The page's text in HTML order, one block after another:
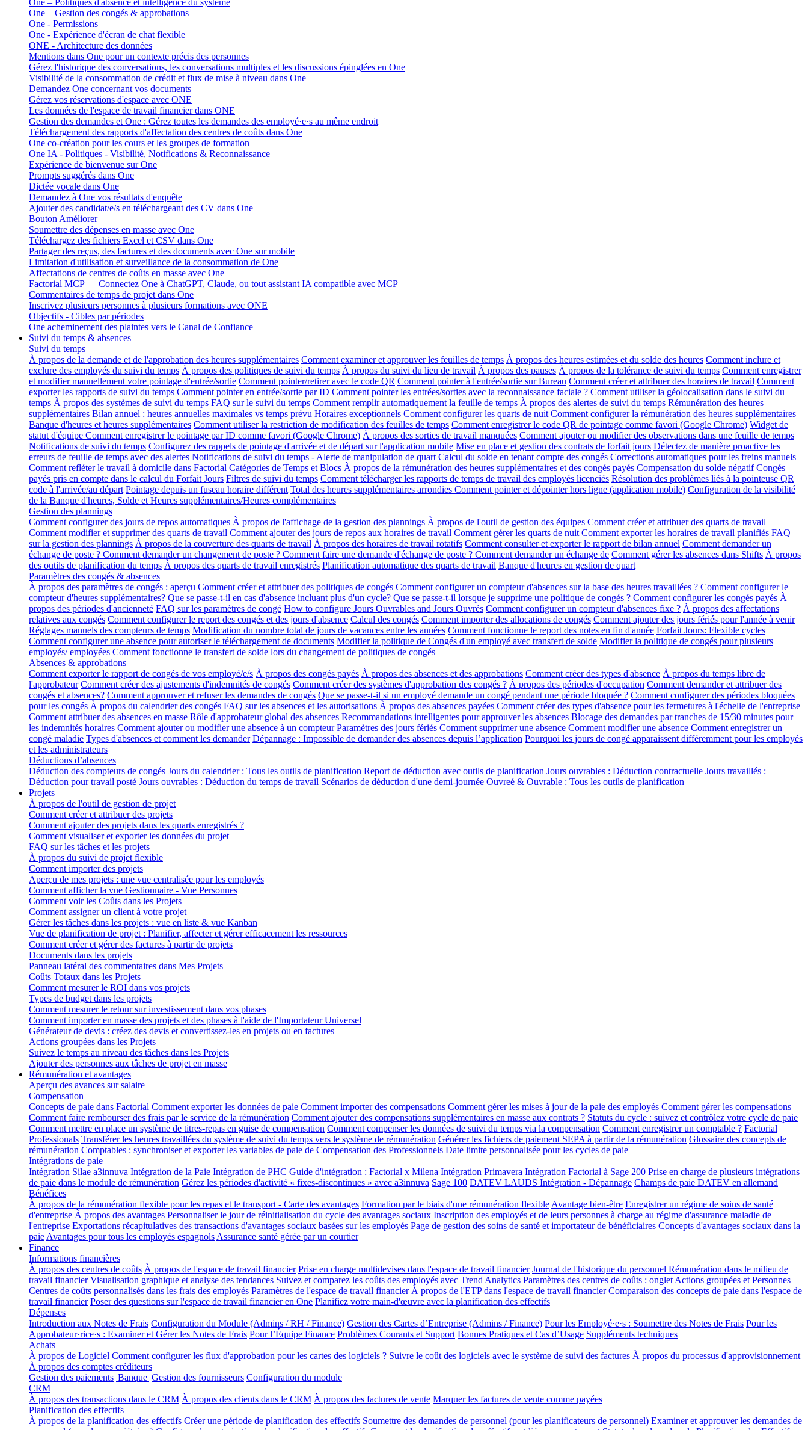
One – Gestion des congés & approbations
One - Permissions
One - Expérience d'écran de chat flexible
ONE - Architecture des données
Mentions dans One pour un contexte précis des personnes
Gérez l'historique des conversations, les conversations multiples et les discussions épinglées en One
Visibilité de la consommation de crédit et flux de mise à niveau dans One
Demandez One concernant vos documents
Gérez vos réservations d'espace avec ONE
Les données de l'espace de travail financier dans ONE
Gestion des demandes et One : Gérez toutes les demandes des employé·e·s au même endroit
Téléchargement des rapports d'affectation des centres de coûts dans One
One co-création pour les cours et les groupes de formation
One IA - Politiques - Visibilité, Notifications & Reconnaissance
Expérience de bienvenue sur One
Prompts suggérés dans One
Dictée vocale dans One
Demandez à One vos résultats d'enquête
Ajouter des candidat/e/s en téléchargeant des CV dans One
Bouton Améliorer
Soumettre des dépenses en masse avec One
Téléchargez des fichiers Excel et CSV dans One
Partager des reçus, des factures et des documents avec One sur mobile
Limitation d'utilisation et surveillance de la consommation de One
Affectations de centres de coûts en masse avec One
Factorial MCP — Connectez One à ChatGPT, Claude, ou tout assistant IA compatible avec MCP
Commentaires de temps de projet dans One
Inscrivez plusieurs personnes à plusieurs formations avec ONE
Objectifs - Cibles par périodes
One acheminement des plaintes vers le Canal de Confiance
Suivi du temps & absences
Suivi du temps
À propos de la demande et de l'approbation des heures supplémentaires Comment examiner et approuver les feuilles de temps À propos des heures estimées et du solde des heures Comment inclure et
exclure des employés du suivi du temps À propos des politiques de suivi du temps À propos du suivi du lieu de travail À propos des pauses À propos de la tolérance de suivi du temps Comment enregistrer
et modifier manuellement votre pointage d'entrée/sortie Comment pointer/retirer avec le code QR Comment pointer à l'entrée/sortie sur Bureau Comment créer et attribuer des horaires de travail Comment
exporter les rapports de suivi du temps Comment pointer en entrée/sortie par ID Comment pointer les entrées/sorties avec la reconnaissance faciale ? Comment utiliser la géolocalisation dans le suivi du
temps À propos des systèmes de suivi du temps FAQ sur le suivi du temps Comment remplir automatiquement la feuille de temps À propos des alertes de suivi du temps Rémunération des heures
supplémentaires Bilan annuel : heures annuelles maximales vs temps prévu Horaires exceptionnels Comment configurer les quarts de nuit Comment configurer la rémunération des heures supplémentaires
Banque d'heures et heures supplémentaires Comment utiliser la restriction de modification des feuilles de temps Comment enregistrer le code QR de pointage comme favori (Google Chrome) Widget de
statut d'équipe Comment enregistrer le pointage par ID comme favori (Google Chrome) À propos des sorties de travail manquées Comment ajouter ou modifier des observations dans une feuille de temps
Notifications de suivi du temps Configurez des rappels de pointage d'arrivée et de départ sur l'application mobile Mise en place et gestion des contrats de forfait jours Détectez de manière proactive les
erreurs de feuille de temps avec des alertes Notifications de suivi du temps - Alerte de manipulation de quart Calcul du solde en tenant compte des congés Corrections automatiques pour les freins manuels
Comment refléter le travail à domicile dans Factorial Catégories de Temps et Blocs À propos de la rémunération des heures supplémentaires et des congés payés Compensation du solde négatif Congés
payés pris en compte dans le calcul du Forfait Jours Filtres de suivi du temps Comment télécharger les rapports de temps de travail des employés licenciés Résolution des problèmes liés à la pointeuse QR
code à l'arrivée/au départ Pointage depuis un fuseau horaire différent Total des heures supplémentaires arrondies Comment pointer et dépointer hors ligne (application mobile) Configuration de la visibilité
de la Banque d'heures, Solde et Heures supplémentaires/Heures complémentaires
Gestion des plannings
Comment configurer des jours de repos automatiques À propos de l'affichage de la gestion des plannings À propos de l'outil de gestion des équipes Comment créer et attribuer des quarts de travail
Comment modifier et supprimer des quarts de travail Comment ajouter des jours de repos aux horaires de travail Comment gérer les quarts de nuit Comment exporter les horaires de travail planifiés FAQ
sur la gestion des plannings À propos de la couverture des quarts de travail À propos des horaires de travail rotatifs Comment consulter et exporter le rapport de bilan annuel Comment demander un
échange de poste ? Comment demander un changement de poste ? Comment faire une demande d'échange de poste ? Comment demander un échange de Comment gérer les absences dans Shifts À propos
des outils de planification du temps À propos des quarts de travail enregistrés Planification automatique des quarts de travail Banque d'heures en gestion de quart
Paramètres des congés & absences
À propos des paramètres de congés : aperçu Comment créer et attribuer des politiques de congés Comment configurer un compteur d'absences sur la base des heures travaillées ? Comment configurer le
compteur d'heures supplémentaires? Que se passe-t-il en cas d'absence incluant plus d'un cycle? Que se passe-t-il lorsque je supprime une politique de congés ? Comment configurer les congés payés À
propos des périodes d'ancienneté FAQ sur les paramètres de congé How to configure Jours Ouvrables and Jours Ouvrés Comment configurer un compteur d'absences fixe ? À propos des affectations
relatives aux congés Comment configurer le report des congés et des jours d'absence Calcul des congés Comment importer des allocations de congés Comment ajouter des jours fériés pour l'année à venir
Réglages manuels des compteurs de temps Modification du nombre total de jours de vacances entre les années Comment fonctionne le report des notes en fin d'année Forfait Jours: Flexible cycles
Comment configurer une absence pour autoriser le téléchargement de documents Modifier la politique de Congés d'un employé avec transfert de solde Modifier la politique de congés pour plusieurs
employés/ employées Comment fonctionne le transfert de solde lors du changement de politiques de congés
Absences & approbations
Comment exporter le rapport de congés de vos employé/e/s À propos des congés payés À propos des absences et des approbations Comment créer des types d'absence À propos du temps libre de
l'approbateur Comment créer des ajustements d'indemnités de congés Comment créer des systèmes d'approbation des congés ? À propos des périodes d'occupation Comment demander et attribuer des
congés et absences? Comment approuver et refuser les demandes de congés Que se passe-t-il si un employé demande un congé pendant une période bloquée ? Comment configurer des périodes bloquées
pour les congés À propos du calendrier des congés FAQ sur les absences et les autorisations À propos des absences payées Comment créer des types d'absence pour les fermetures à l'échelle de l'entreprise
Comment attribuer des absences en masse Rôle d'approbateur global des absences Recommandations intelligentes pour approuver les absences Blocage des demandes par tranches de 15/30 minutes pour
les indemnités horaires Comment ajouter ou modifier une absence à un compteur Paramètres des jours fériés Comment supprimer une absence Comment modifier une absence Comment enregistrer un
congé maladie Types d'absences et comment les demander Dépannage : Impossible de demander des absences depuis l’application Pourquoi les jours de congé apparaissent différemment pour les employés
et les administrateurs
Déductions d’absences
Déduction des compteurs de congés Jours du calendrier : Tous les outils de planification Report de déduction avec outils de planification Jours ouvrables : Déduction contractuelle Jours travaillés :
Déduction pour travail posté Jours ouvrables : Déduction du temps de travail Scénarios de déduction d'une demi-journée Ouvreé & Ouvrable : Tous les outils de planification
Projets
À propos de l'outil de gestion de projet
Comment créer et attribuer des projets
Comment ajouter des projets dans les quarts enregistrés ?
Comment visualiser et exporter les données du projet
FAQ sur les tâches et les projets
À propos du suivi de projet flexible
Comment importer des projets
Aperçu de mes projets : une vue centralisée pour les employés
Comment afficher la vue Gestionnaire - Vue Personnes
Comment voir les Coûts dans les Projets
Comment assigner un client à votre projet
Gérer les tâches dans les projets : vue en liste & vue Kanban
Vue de planification de projet : Planifier, affecter et gérer efficacement les ressources
Comment créer et gérer des factures à partir de projets
Documents dans les projets
Panneau latéral des commentaires dans Mes Projets
Coûts Totaux dans les Projets
Comment mesurer le ROI dans vos projets
Types de budget dans les projets
Comment mesurer le retour sur investissement dans vos phases
Comment importer en masse des projets et des phases à l'aide de l'Importateur Universel
Générateur de devis : créez des devis et convertissez-les en projets ou en factures
Actions groupées dans les Projets
Suivez le temps au niveau des tâches dans les Projets
Ajouter des personnes aux tâches de projet en masse
Rémunération et avantages
Aperçu des avances sur salaire
Compensation
Concepts de paie dans Factorial Comment exporter les données de paie Comment importer des compensations Comment gérer les mises à jour de la paie des employés Comment gérer les compensations
Comment faire rembourser des frais par le service de la rémunération Comment ajouter des compensations supplémentaires en masse aux contrats ? Statuts du cycle : suivez et contrôlez votre cycle de paie
Comment mettre en place un système de titres-repas en guise de compensation Comment compenser les données de suivi du temps via la compensation Comment enregistrer un comptable ? Factorial
Professionals Transférer les heures travaillées du système de suivi du temps vers le système de rémunération Générer les fichiers de paiement SEPA à partir de la rémunération Glossaire des concepts de
rémunération Comptables : synchroniser et exporter les variables de paie de Compensation des Professionnels Date limite personnalisée pour les cycles de paie
Intégrations de paie
Intégration Silae a3innuva Intégration de la Paie Intégration de PHC Guide d'intégration : Factorial x Milena Intégration Primavera Intégration Factorial à Sage 200 Prise en charge de plusieurs intégrations
de paie dans le module de rémunération Gérez les périodes d'activité « fixes-discontinues » avec a3innuva Sage 100 DATEV LAUDS Intégration - Dépannage Champs de paie DATEV en allemand
Bénéfices
À propos de la rémunération flexible pour les repas et le transport - Carte des avantages Formation par le biais d'une rémunération flexible Avantage bien-être Enregistrer un régime de soins de santé
d'entreprise À propos des avantages Personnaliser le jour de réinitialisation du cycle des avantages sociaux Inscription des employés et de leurs personnes à charge au régime d'assurance maladie de
l'entreprise Exportations récapitulatives des transactions d'avantages sociaux basées sur les employés Page de gestion des soins de santé et importateur de bénéficiaires Concepts d'avantages sociaux dans la
paie Avantages pour tous les employés espagnols Assurance santé gérée par un courtier
Finance
Informations financières
À propos des centres de coûts À propos de l'espace de travail financier Prise en charge multidevises dans l'espace de travail financier Journal de l'historique du personnel Rémunération dans le milieu de
travail financier Visualisation graphique et analyse des tendances Suivez et comparez les coûts des employés avec Trend Analytics Paramètres des centres de coûts : onglet Actions groupées et Personnes
Centres de coûts personnalisés dans les frais des employés Paramètres de l'espace de travail financier À propos de l'ETP dans l'espace de travail financier Comparaison des concepts de paie dans l'espace de
travail financier Poser des questions sur l'espace de travail financier en One Planifiez votre main-d'œuvre avec la planification des effectifs
Dépenses
Introduction aux Notes de Frais Configuration du Module (Admins / RH / Finance) Gestion des Cartes d’Entreprise (Admins / Finance) Pour les Employé·e·s : Soumettre des Notes de Frais Pour les
Approbateur·rice·s : Examiner et Gérer les Notes de Frais Pour l’Équipe Finance Problèmes Courants et Support Bonnes Pratiques et Cas d’Usage Suppléments techniques
Achats
À propos de Logiciel Comment configurer les flux d'approbation pour les cartes des logiciels ? Suivre le coût des logiciels avec le système de suivi des factures À propos du processus d'approvisionnement
À propos des comptes créditeurs
Gestion des paiements Banque Gestion des fournisseurs Configuration du module
CRM
À propos des transactions dans le CRM À propos des clients dans le CRM À propos des factures de vente Marquer les factures de vente comme payées
Planification des effectifs
À propos de la planification des effectifs Créer une période de planification des effectifs Soumettre des demandes de personnel (pour les planificateurs de personnel) Examiner et approuver les demandes de